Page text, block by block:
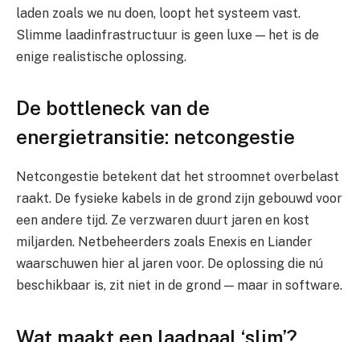
laden zoals we nu doen, loopt het systeem vast.
Slimme laadinfrastructuur is geen luxe — het is de
enige realistische oplossing.
De bottleneck van de
energietransitie: netcongestie
Netcongestie betekent dat het stroomnet overbelast
raakt. De fysieke kabels in de grond zijn gebouwd voor
een andere tijd. Ze verzwaren duurt jaren en kost
miljarden. Netbeheerders zoals Enexis en Liander
waarschuwen hier al jaren voor. De oplossing die nú
beschikbaar is, zit niet in de grond — maar in software.
Wat maakt een laadpaal ‘slim’?